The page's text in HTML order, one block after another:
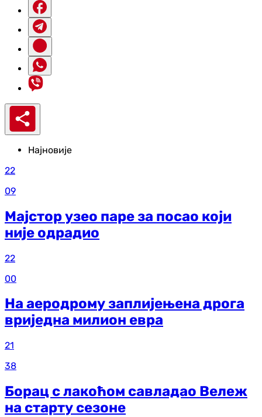
Најновије
22
09
Мајстор узео паре за посао који
није одрадио
22
00
На аеродрому заплијењена дрога
вриједна милион евра
21
38
Борац с лакоћом савладао Вележ
на старту сезоне